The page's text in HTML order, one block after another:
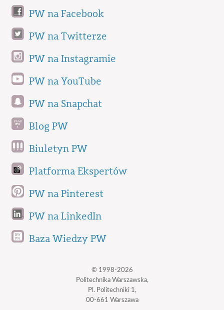
PW na Facebook
PW na Twitterze
PW na Instagramie
PW na YouTube
PW na Snapchat
Blog PW
Biuletyn PW
Platforma Ekspertów
PW na Pinterest
PW na LinkedIn
Baza Wiedzy PW
© 1998-2026
Politechnika Warszawska,
Pl. Politechniki 1,
00-661 Warszawa